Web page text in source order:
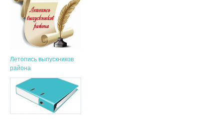
Летопись выпускников
района